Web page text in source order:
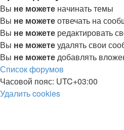
Вы не можете начинать темы
Вы не можетеотвечать на
Вы не можете редактировать
Вы не можетеудалять свои
Вы не можетедобавлять
Список форумов
Часовой пояс: UTC+03:00
Удалить cookies